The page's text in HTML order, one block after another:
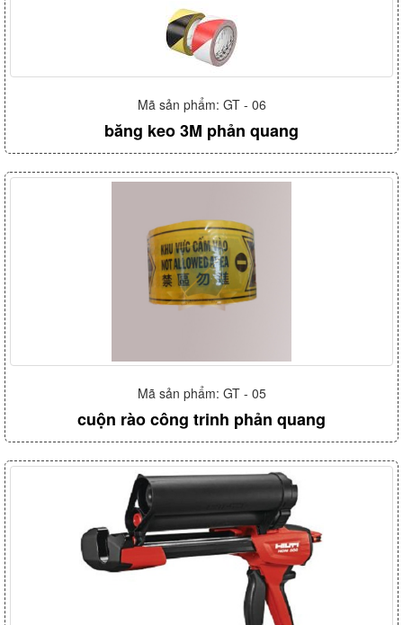
Mã sản phẩm: GT - 06
băng keo 3M phản quang
Mã sản phẩm: GT - 05
cuộn rào công trinh phản quang